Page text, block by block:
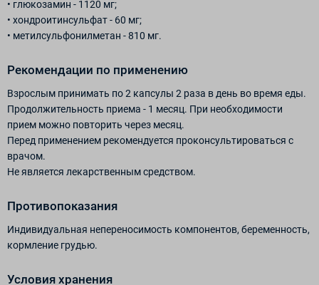
• глюкозамин - 1120 мг;
• хондроитинсульфат - 60 мг;
• метилсульфонилметан - 810 мг.
Рекомендации по применению
Взрослым принимать по 2 капсулы 2 раза в день во время еды.
Продолжительность приема - 1 месяц. При необходимости
прием можно повторить через месяц.
Перед применением рекомендуется проконсультироваться с
врачом.
Не является лекарственным средством.
Противопоказания
Индивидуальная непереносимость компонентов, беременность,
кормление грудью.
Условия хранения